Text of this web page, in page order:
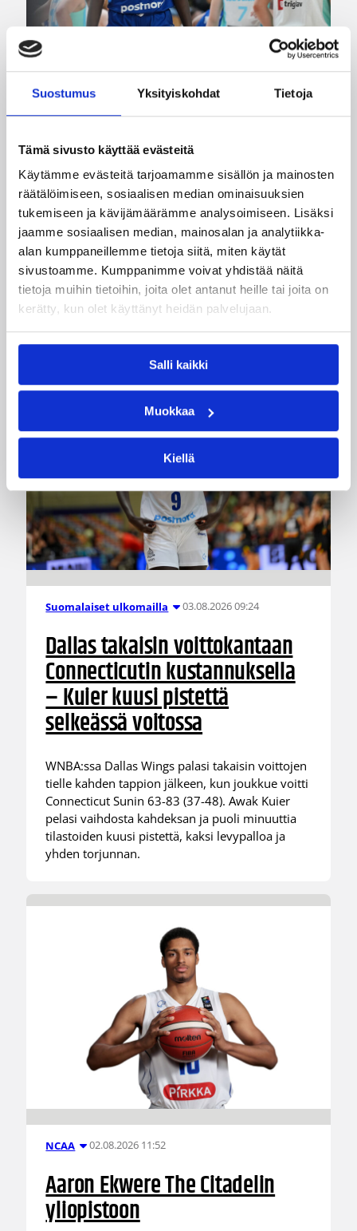
Suostumus Yksityiskohdat Tietoja
Tämä sivusto käyttää evästeitä
Käytämme evästeitä tarjoamamme sisällön ja mainosten
räätälöimiseen, sosiaalisen median ominaisuuksien
tukemiseen ja kävijämäärämme analysoimiseen. Lisäksi
jaamme sosiaalisen median, mainosalan ja analytiikka-
alan kumppaneillemme tietoja siitä, miten käytät
sivustoamme. Kumppanimme voivat yhdistää näitä
tietoja muihin tietoihin, joita olet antanut heille tai joita on
kerätty, kun olet käyttänyt heidän palvelujaan.
Salli kaikki
Muokkaa
Kiellä
Mystics nousi 20 pisteen takaa
voittoon Wingsiä vastaan –
Kuier viisi pistettä
WNBA:ssa Dallas Wings ehti johtaa peliä jo 20
pistettä, mutta Washington Mystics nousi takaa
voittoon 92-96 (59-44). Awak Kuier pelasi
vaihdosta viisi minuuttia tilastoiden viisi pistettä
ja yhden torjunnan.
Suomalaiset ulkomailla 03.08.2026 09:24
Dallas takaisin voittokantaan
Connecticutin kustannuksella
– Kuier kuusi pistettä
selkeässä voitossa
WNBA:ssa Dallas Wings palasi takaisin voittojen
tielle kahden tappion jälkeen, kun joukkue voitti
Connecticut Sunin 63-83 (37-48). Awak Kuier
pelasi vaihdosta kahdeksan ja puoli minuuttia
tilastoiden kuusi pistettä, kaksi levypalloa ja
yhden torjunnan.
NCAA 02.08.2026 11:52
Aaron Ekwere The Citadelin
yliopistoon